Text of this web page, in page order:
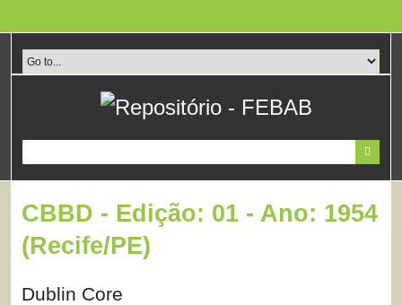
conteúdo
principal
CBBD - Edição: 01 - Ano: 1954
(Recife/PE)
Dublin Core